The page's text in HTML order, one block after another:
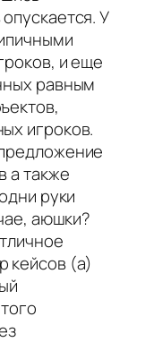
У
и еще
равным
игроков.
а также
руки
аюшки?
кейсов (а)